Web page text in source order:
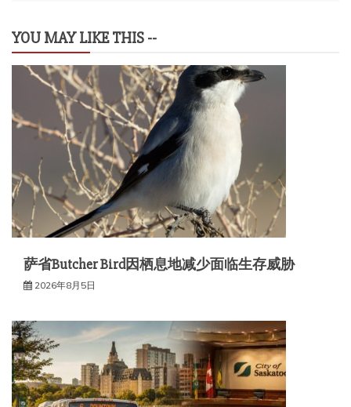
YOU MAY LIKE THIS --
萨省Butcher Bird因栖息地减少面临生存威胁
2026年8月5日